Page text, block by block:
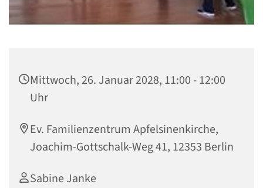
Mittwoch, 26. Januar 2028, 11:00 - 12:00
Uhr
Ev. Familienzentrum Apfelsinenkirche,
Joachim-Gottschalk-Weg 41, 12353 Berlin
Sabine Janke